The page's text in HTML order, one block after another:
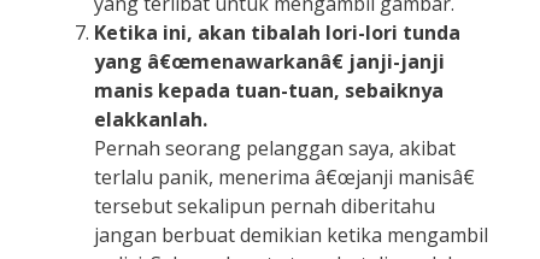
Ketika ini, akan tibalah lori-lori tunda
yang â€œmenawarkanâ€ janji-janji
manis kepada tuan-tuan, sebaiknya
elakkanlah.
Pernah seorang pelanggan saya, akibat
terlalu panik, menerima â€œjanji manisâ€
tersebut sekalipun pernah diberitahu
jangan berbuat demikian ketika mengambil